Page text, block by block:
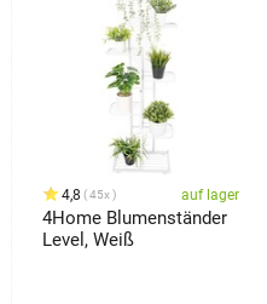
4,8 45x auf lager
4Home Blumenständer
Level, Weiß